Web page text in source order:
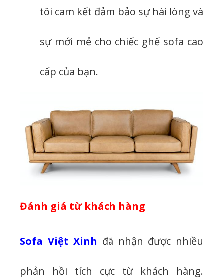
tôi cam kết đảm bảo sự hài lòng và
sự mới mẻ cho chiếc ghế sofa cao
cấp của bạn.
Đánh giá từ khách hàng
Sofa Việt Xinh đã nhận được nhiều
phản hồi tích cực từ khách hàng.